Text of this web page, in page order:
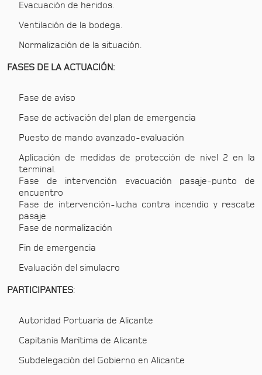
Evacuación de heridos.
Ventilación de la bodega.
Normalización de la situación.
FASES DE LA ACTUACIÓN:
Fase de aviso
Fase de activación del plan de emergencia
Puesto de mando avanzado-evaluación
Aplicación de medidas de protección de nivel 2 en la
terminal.
Fase de intervención evacuación pasaje-punto de
encuentro
Fase de intervención-lucha contra incendio y rescate
pasaje
Fase de normalización
Fin de emergencia
Evaluación del simulacro
PARTICIPANTES:
Autoridad Portuaria de Alicante
Capitanía Marítima de Alicante
Subdelegación del Gobierno en Alicante